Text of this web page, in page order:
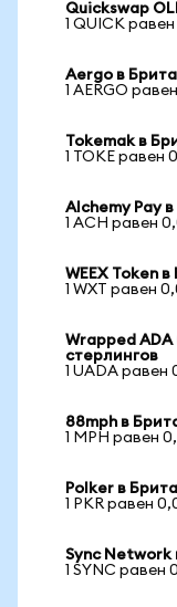
Quickswap
1 QUICK
Aergo в
1 AERGO
Tokemak в
1 TOKE равен
Alchemy Pay
1 ACH равен
WEEX Token
1 WXT равен
Wrapped ADA
стерлингов
1 UADA равен
88mph в
1 MPH равен
Polker в
1 PKR равен
Sync Network
1 SYNC равен